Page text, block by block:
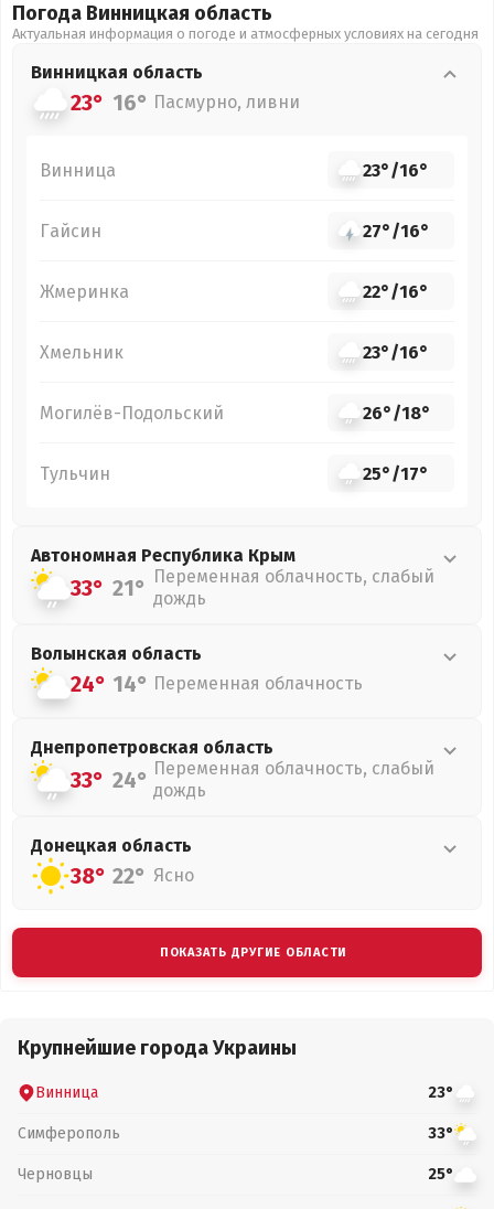
Погода Винницкая область
Актуальная информация о погоде и атмосферных условиях на сегодня
Винницкая область
23° 16° Пасмурно, ливни
Винница 23°/16°
Гайсин 27°/16°
Жмеринка 22°/16°
Хмельник 23°/16°
Могилёв-Подольский 26°/18°
Тульчин 25°/17°
Автономная Республика Крым
33° 21° Переменная облачность, слабый
дождь
Волынская область
24° 14° Переменная облачность
Днепропетровская область
33° 24° Переменная облачность, слабый
дождь
Донецкая область
38° 22° Ясно
ПОКАЗАТЬ ДРУГИЕ ОБЛАСТИ
Крупнейшие города Украины
Винница 23°
Симферополь 33°
Черновцы 25°